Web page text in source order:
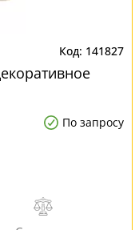
141827
По запросу